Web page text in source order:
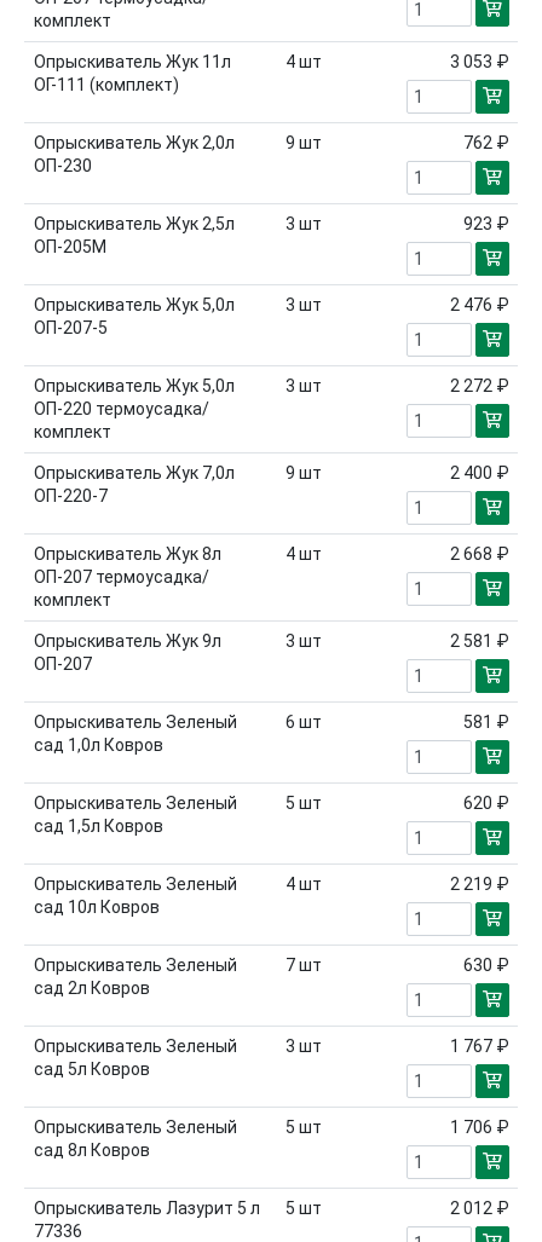
комплект
Опрыскиватель Жук 11л
ОГ-111 (комплект)
4шт 3 053 ₽
Опрыскиватель Жук 2,0л
ОП-230
9 шт 762 ₽
Опрыскиватель Жук 2,5л
ОП-205М
3 шт 923 ₽
Опрыскиватель Жук 5,0л
ОП-207-5
3 шт 2 476 ₽
Опрыскиватель Жук 5,0л
ОП-220 термоусадка/
комплект
3 шт 2 272 ₽
Опрыскиватель Жук 7,0л
ОП-220-7
9 шт 2 400 ₽
Опрыскиватель Жук 8л
ОП-207 термоусадка/
комплект
4шт 2 668 ₽
Опрыскиватель Жук 9л
ОП-207
3 шт 2 581 ₽
Опрыскиватель Зеленый
сад 1,0л Ковров
6 шт 581 ₽
Опрыскиватель Зеленый
сад 1,5л Ковров
5 шт 620 ₽
Опрыскиватель Зеленый
сад 10л Ковров
4шт 2 219 ₽
Опрыскиватель Зеленый
сад 2л Ковров
7шт 630 ₽
Опрыскиватель Зеленый
сад 5л Ковров
3 шт 1 767 ₽
Опрыскиватель Зеленый
сад 8л Ковров
5 шт 1 706 ₽
Опрыскиватель Лазурит 5 л
77336
5 шт 2 012 ₽